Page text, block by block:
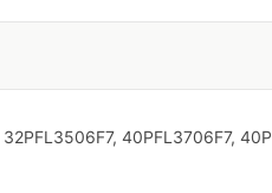
32PFL3506F7, 40PFL3706F7,